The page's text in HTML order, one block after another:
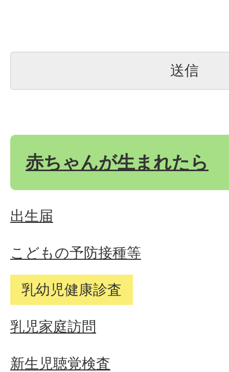
赤ちゃんが生まれたら
出生届
こどもの予防接種等
乳幼児健康診査
乳児家庭訪問
新生児聴覚検査